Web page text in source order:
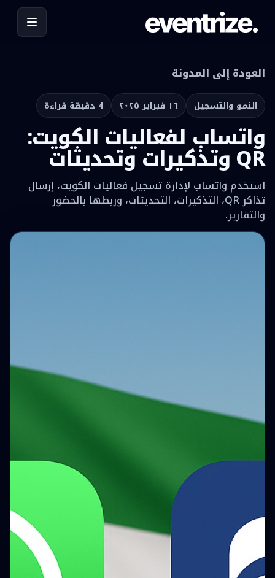
العودة إلى المدونة
النمو والتسجيل ١٦ فبراير ٢٠٢٥ 4 دقيقة قراءة
واتساب لفعاليات الكويت:
QR وتذكيرات وتحديثات
استخدم واتساب لإدارة تسجيل فعاليات الكويت، إرسال
تذاكر QR، التذكيرات، التحديثات، وربطها بالحضور
والتقارير.